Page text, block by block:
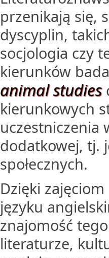
przenikają się,
dyscyplin,
socjologia czy
kierunków
animal studies
kierunkowych
uczestniczenia
dodatkowej, tj.
społecznych.
Dzięki
języku
znajomość
literaturze,